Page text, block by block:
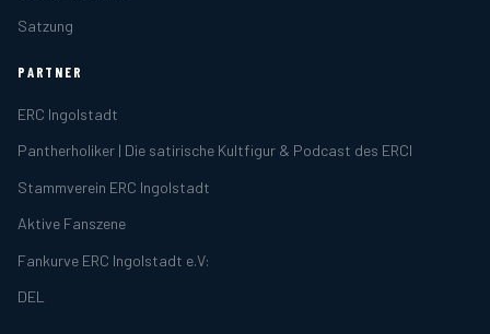
Satzung
PARTNER
ERC Ingolstadt
Pantherholiker | Die satirische Kultfigur & Podcast des ERCI
Stammverein ERC Ingolstadt
Aktive Fanszene
Fankurve ERC Ingolstadt e.V:
DEL